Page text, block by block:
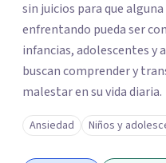
sin juicios para que
enfrentando pueda ser
infancias, adolescentes y
buscan comprender y
malestar en su vida diaria.
Ansiedad Niños y